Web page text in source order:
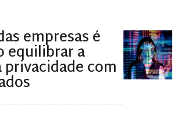
empresas é
equilibrar a
com